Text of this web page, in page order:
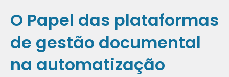
O Papel das plataformas
de gestão documental
na automatização